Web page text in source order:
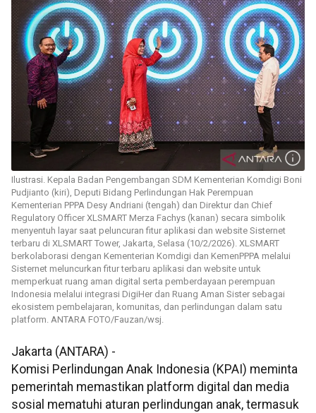
Ilustrasi. Kepala Badan Pengembangan SDM Kementerian Komdigi Boni
Pudjianto (kiri), Deputi Bidang Perlindungan Hak Perempuan
Kementerian PPPA Desy Andriani (tengah) dan Direktur dan Chief
Regulatory Officer XLSMART Merza Fachys (kanan) secara simbolik
menyentuh layar saat peluncuran fitur aplikasi dan website Sisternet
terbaru di XLSMART Tower, Jakarta, Selasa (10/2/2026). XLSMART
berkolaborasi dengan Kementerian Komdigi dan KemenPPPA melalui
Sisternet meluncurkan fitur terbaru aplikasi dan website untuk
memperkuat ruang aman digital serta pemberdayaan perempuan
Indonesia melalui integrasi DigiHer dan Ruang Aman Sister sebagai
ekosistem pembelajaran, komunitas, dan perlindungan dalam satu
platform. ANTARA FOTO/Fauzan/wsj.
Jakarta (ANTARA) -
Komisi Perlindungan Anak Indonesia (KPAI) meminta
pemerintah memastikan platform digital dan media
sosial mematuhi aturan perlindungan anak, termasuk